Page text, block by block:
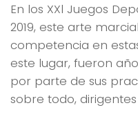
En los XXl Juegos
2019, este arte
competencia en
este lugar, fueron
por parte de sus
sobre todo,